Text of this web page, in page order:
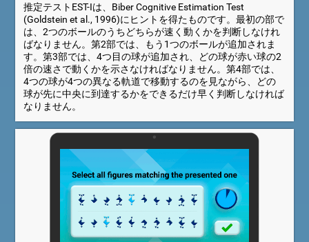
推定テストEST-Iは、Biber Cognitive Estimation Test
(Goldstein et al., 1996)にヒントを得たものです。最初の部で
は、2つのボールのうちどちらが速く動くかを判断しなけれ
ばなりません。第2部では、もう1つのボールが追加されま
す。第3部では、4つ目の球が追加され、どの球が赤い球の2
倍の速さで動くかを示さなければなりません。第4部では、
4つの球が4つの異なる軌道で移動するのを見ながら、どの
球が先に中央に到達するかをできるだけ早く判断しなければ
なりません。